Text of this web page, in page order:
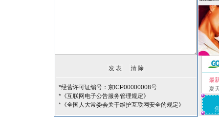
*经营许可证编号：京ICP00000008号
*《互联网电子公告服务管理规定》
*《全国人大常委会关于维护互联网安全的规定》
最
夏